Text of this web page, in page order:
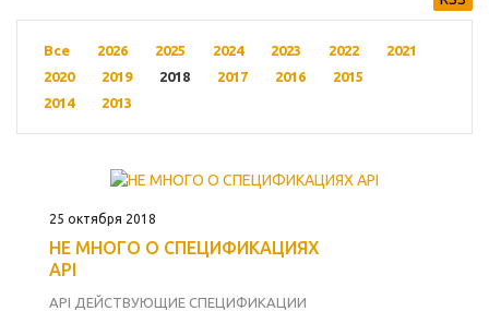
Все 2026 2025 2024 2023 2022
2021
2020
2019 2018 2017 2016
2015
2014
2013
25 октября 2018
НЕ МНОГО О СПЕЦИФИКАЦИЯХ
API
API ДЕЙСТВУЮЩИЕ СПЕЦИФИКАЦИИ